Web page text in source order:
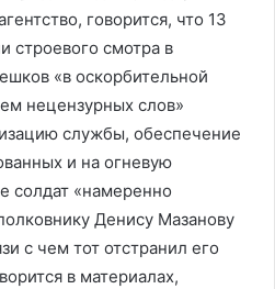
говорится, что 13
строевого смотра в
«в оскорбительной
нецензурных слов»
службы, обеспечение
и на огневую
солдат «намеренно
Денису Мазанову
с чем тот отстранил его
в материалах,